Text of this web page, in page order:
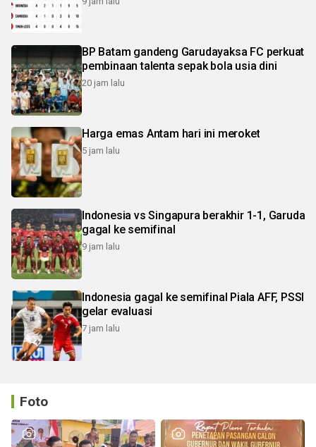
BP Batam gandeng Garudayaksa FC perkuat
pembinaan talenta sepak bola usia dini
20 jam lalu
Harga emas Antam hari ini meroket
5 jam lalu
Indonesia vs Singapura berakhir 1-1, Garuda
gagal ke semifinal
9 jam lalu
Indonesia gagal ke semifinal Piala AFF, PSSI
gelar evaluasi
7 jam lalu
Foto